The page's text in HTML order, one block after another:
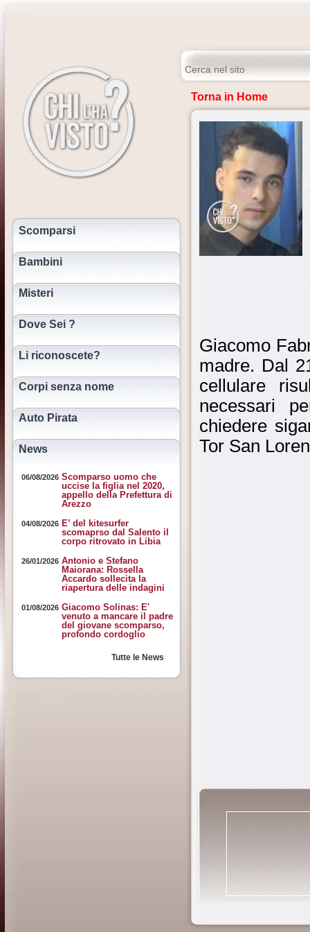
Scomparsi
Bambini
Misteri
Dove Sei ?
Li riconoscete?
Corpi senza nome
Auto Pirata
News
06/08/2026 Scomparso uomo che
uccise la figlia nel 2020,
appello della Prefettura di
Arezzo
04/08/2026 E’ del kitesurfer
scomaprso dal Salento il
corpo ritrovato in Libia
26/01/2026 Antonio e Stefano
Maiorana: Rossella
Accardo sollecita la
riapertura delle indagini
01/08/2026 Giacomo Solinas: E'
venuto a mancare il padre
del giovane scomparso,
profondo cordoglio
Tutte le News
Torna in Home
Giacomo
madre. Dal
cellulare
necessari
chiedere
Tor San